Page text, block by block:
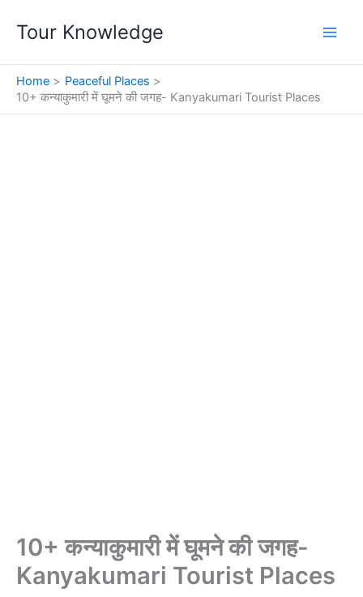
Tour Knowledge
Home
Peaceful Places
10+ कन्याकुमारी में घूमने की जगह- Kanyakumari Tourist Places
10+ कन्याकुमारी में घूमने की जगह-
Kanyakumari Tourist Places